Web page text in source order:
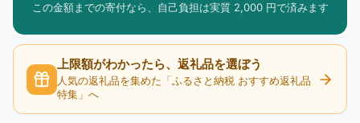
この金額までの寄付なら、自己負担は実質 2,000 円で済みます
上限額がわかったら、返礼品を選ぼう
人気の返礼品を集めた「ふるさと納税 おすすめ返礼品
特集」へ